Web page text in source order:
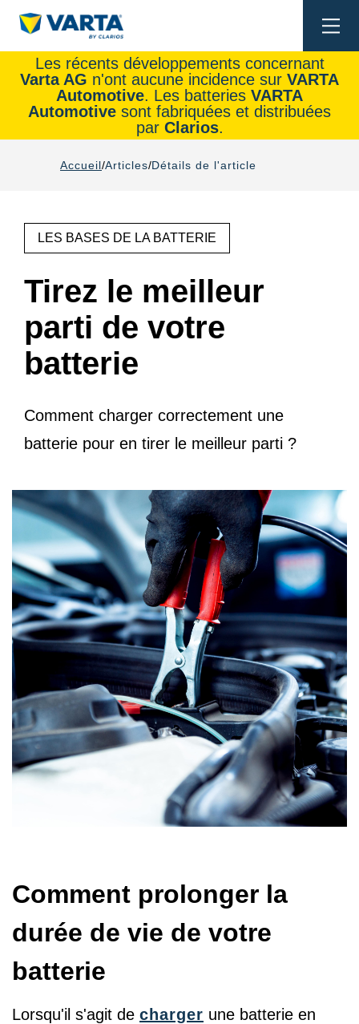
Les récents développements concernant
Varta AG n'ont aucune incidence sur VARTA
Automotive. Les batteries VARTA
Automotive sont fabriquées et distribuées
par Clarios.
Accueil Articles Détails de l'article
LES BASES DE LA BATTERIE
Tirez le meilleur
parti de votre
batterie
Comment charger correctement une
batterie pour en tirer le meilleur parti ?
Comment prolonger la
durée de vie de votre
batterie
Lorsqu'il s'agit de charger une batterie en